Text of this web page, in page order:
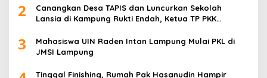
2
Canangkan Desa TAPIS dan Luncurkan Sekolah
Lansia di Kampung Rukti Endah, Ketua TP PKK
Desa
3
Mahasiswa UIN Raden Intan Lampung Mulai PKL di
JMSI Lampung
Tinggal Finishing, Rumah Pak Hasanudin Hampir